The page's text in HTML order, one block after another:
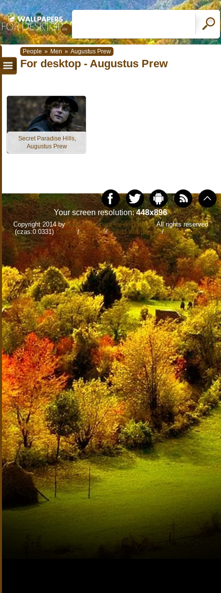
People » Men » Augustus Prew
For desktop - Augustus Prew
Secret Paradise Hills,
Augustus Prew
Your screen resolution:448x896
Copyright 2014 bywww.wallpapers-for-desktop.euAll rights reserved
(czas:0.0331) Cookie/Contact/+ Add Wallpapers/Privacy policy